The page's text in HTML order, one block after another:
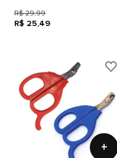
R$ 29,99
R$ 25,49
+